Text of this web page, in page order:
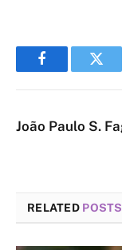
Facebook
João Paulo S.
RELATED POSTS